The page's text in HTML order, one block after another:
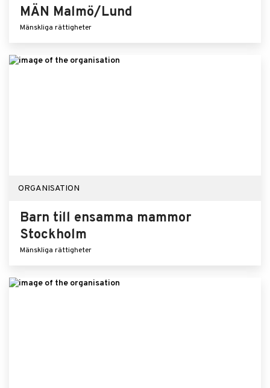
MÄN Malmö/Lund
Mänskliga rättigheter
ORGANISATION
Barn till ensamma mammor
Stockholm
Mänskliga rättigheter